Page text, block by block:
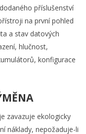
příslušenství
na první pohled
a stav datových
hlučnost,
konfigurace
zavazuje ekologicky
náklady, nepožaduje-li